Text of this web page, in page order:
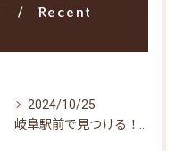
Recent
2024/10/25